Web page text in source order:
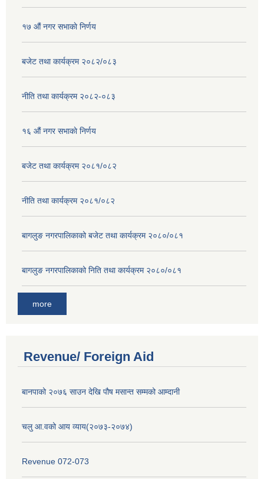
१७ ‌‍औं नगर सभाकाे निर्णय
बजेट तथा कार्यक्रम २०८२/०८३
नीति तथा कार्यक्रम २०८२-०८३
१६ ‌औं नगर सभाकाे निर्णय
बजेट तथा कार्यक्रम २०८१/०८२
नीति तथा कार्यक्रम २०८१/०८२
बागलुङ नगरपालिकाको बजेट तथा कार्यक्रम २०८०/०८१
बागलुङ नगरपालिकाको निति तथा कार्यक्रम २०८०/०८१
more
Revenue/ Foreign Aid
बानपाको २०७६ साउन देखि पौष मसान्त सम्मको आम्दानी
चलु आ.वको आय व्याय(२०७३-२०७४)
Revenue 072-073